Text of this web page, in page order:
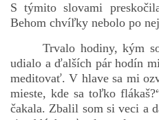
S týmito slovami
Behom chvíľky nebolo po
Trvalo hodiny, kým
udialo a ďalších pár hodín
meditovať. V hlave sa mi
mieste, kde sa toľko
čakala. Zbalil som si veci a